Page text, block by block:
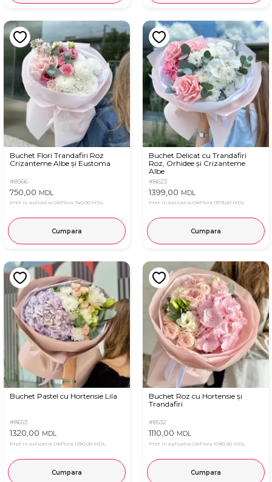
Buchet Flori Trandafiri Roz
Crizanteme Albe și Eustoma
#8566
750,00 MDL
Pret in aplicatia OkFlora 740,00 MDL
Cumpara
Buchet Delicat cu Trandafiri
Roz, Orhidee și Crizanteme
Albe
#8623
1399,00 MDL
Pret in aplicatia OkFlora 1379,00 MDL
Cumpara
Buchet Pastel cu Hortensie Lila
#8653
1320,00 MDL
Pret in aplicatia OkFlora 1290,00 MDL
Cumpara
Buchet Roz cu Hortensie și
Trandafiri
#8532
1110,00 MDL
Pret in aplicatia OkFlora 1090,00 MDL
Cumpara